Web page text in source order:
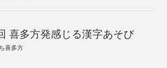
喜多方発感じる漢字あそび
喜多方